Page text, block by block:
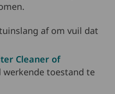
af om vuil dat
Cleaner of
toestand te